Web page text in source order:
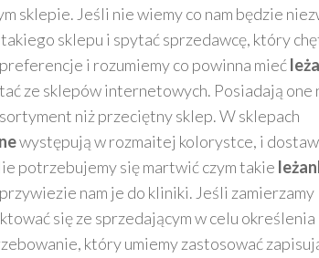
sklepie. Jeśli nie wiemy co nam będzie
sklepu i spytać sprzedawcę, który
i rozumiemy co powinna mieć
ze sklepów internetowych. Posiadają one
niż przeciętny sklep. W sklepach
występują w rozmaitej kolorystce, i
potrzebujemy się martwić czym takie
nam je do kliniki. Jeśli zamierzamy
się ze sprzedającym w celu określenia
który umiemy zastosować